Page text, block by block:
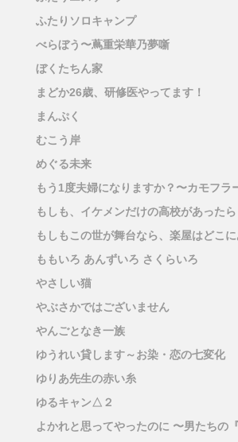
ふたりソロキャンプ
べらぼう〜蔦重栄華乃夢噺
ぼくたちん家
まどか26歳、研修医やってます！
まんぷく
むこう岸
めぐる未来
もう1度夫婦になりますか？〜カモフラ
もしも、イケメンだけの高校があったら
もしもこの世が舞台なら、楽屋はどこ
ももいろ あんずいろ さくらいろ
やさしい猫
やぶさかではございません
やんごとなき一族
ゆうれい貸します～お染・恋の七変化
ゆりあ先生の赤い糸
ゆるキャン△２
よかれと思ってやったのに 〜男たちの